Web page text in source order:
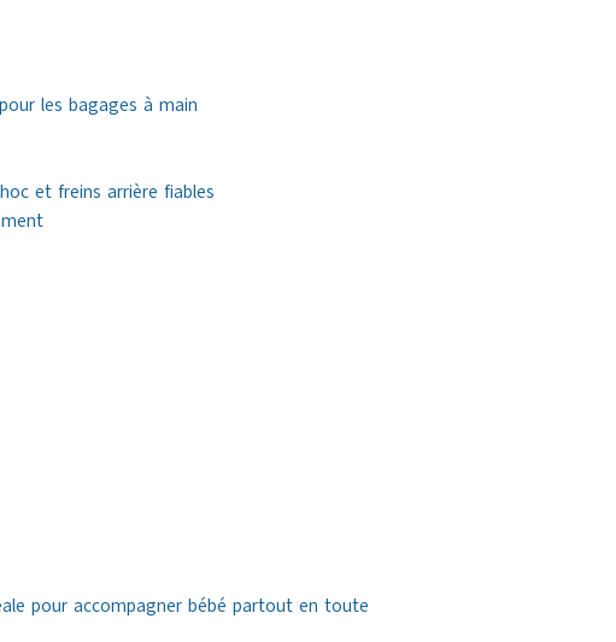
les bagages à main
et freins arrière fiables
pour accompagner bébé partout en toute